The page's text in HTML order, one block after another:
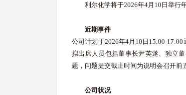
利尔化学将于2026年4月10日举行
近期事件
公司计划于2026年4月10日15:00-
拟出席人员包括董事长尹英遂、独立
题，问题提交截止时间为说明会召开前
公司状况